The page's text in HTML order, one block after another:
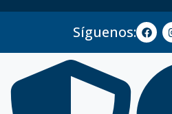
Síguenos: